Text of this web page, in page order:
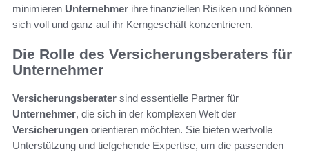
minimieren Unternehmer ihre finanziellen Risiken und können
sich voll und ganz auf ihr Kerngeschäft konzentrieren.
Die Rolle des Versicherungsberaters für
Unternehmer
Versicherungsberater sind essentielle Partner für
Unternehmer, die sich in der komplexen Welt der
Versicherungen orientieren möchten. Sie bieten wertvolle
Unterstützung und tiefgehende Expertise, um die passenden